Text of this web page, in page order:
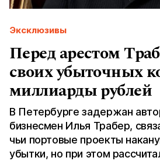
Эксклюзивы
Перед арестом
своих убыточных
миллиарды рублей
В Петербурге задержан
бизнесмен Илья Трабер,
чьи портовые проекты
убытки, но при этом